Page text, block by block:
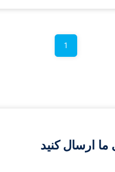
1
ارسال کنید